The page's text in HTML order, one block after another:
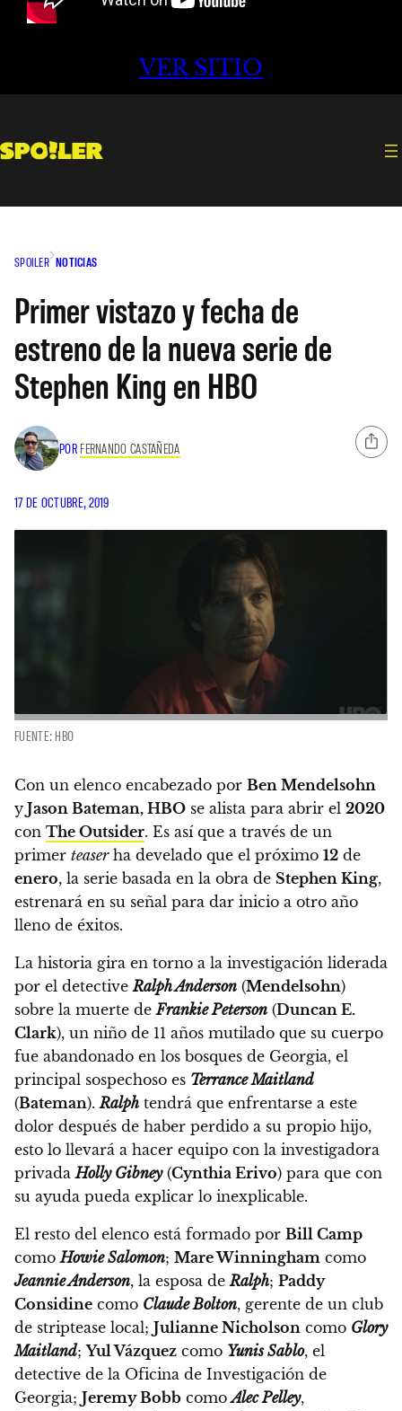
VER SITIO
SPOILER NOTICIAS
Primer vistazo y fecha de
estreno de la nueva serie de
Stephen King en HBO
POR FERNANDO CASTAÑEDA
17 DE OCTUBRE, 2019
FUENTE: HBO
Con un elenco encabezado por Ben Mendelsohn
y Jason Bateman, HBO se alista para abrir el 2020
con The Outsider. Es así que a través de un
primer teaserha develado que el próximo 12 de
enero, la serie basada en la obra de Stephen King,
estrenará en su señal para dar inicio a otro año
lleno de éxitos.
La historia gira en torno a la investigación liderada
por el detectiveRalph Anderson (Mendelsohn)
sobre la muerte deFrankie Peterson (Duncan E.
Clark), un niño de 11 años mutilado que su cuerpo
fue abandonado en los bosques de Georgia, el
principal sospechoso es Terrance Maitland
(Bateman).Ralphtendrá que enfrentarse a este
dolor después de haber perdido a su propio hijo,
esto lo llevará a hacer equipo con la investigadora
privadaHolly Gibney(Cynthia Erivo) para que con
su ayuda pueda explicar lo inexplicable.
El resto del elenco está formado por Bill Camp
comoHowie Salomon; Mare Winningham como
Jeannie Anderson, la esposa deRalph; Paddy
Considine como Claude Bolton, gerente de un club
de striptease local; Julianne Nicholson como Glory
Maitland;Yul Vázquez como Yunis Sablo, el
detective de la Oficina de Investigación de
Georgia; Jeremy Bobb comoAlec Pelley,